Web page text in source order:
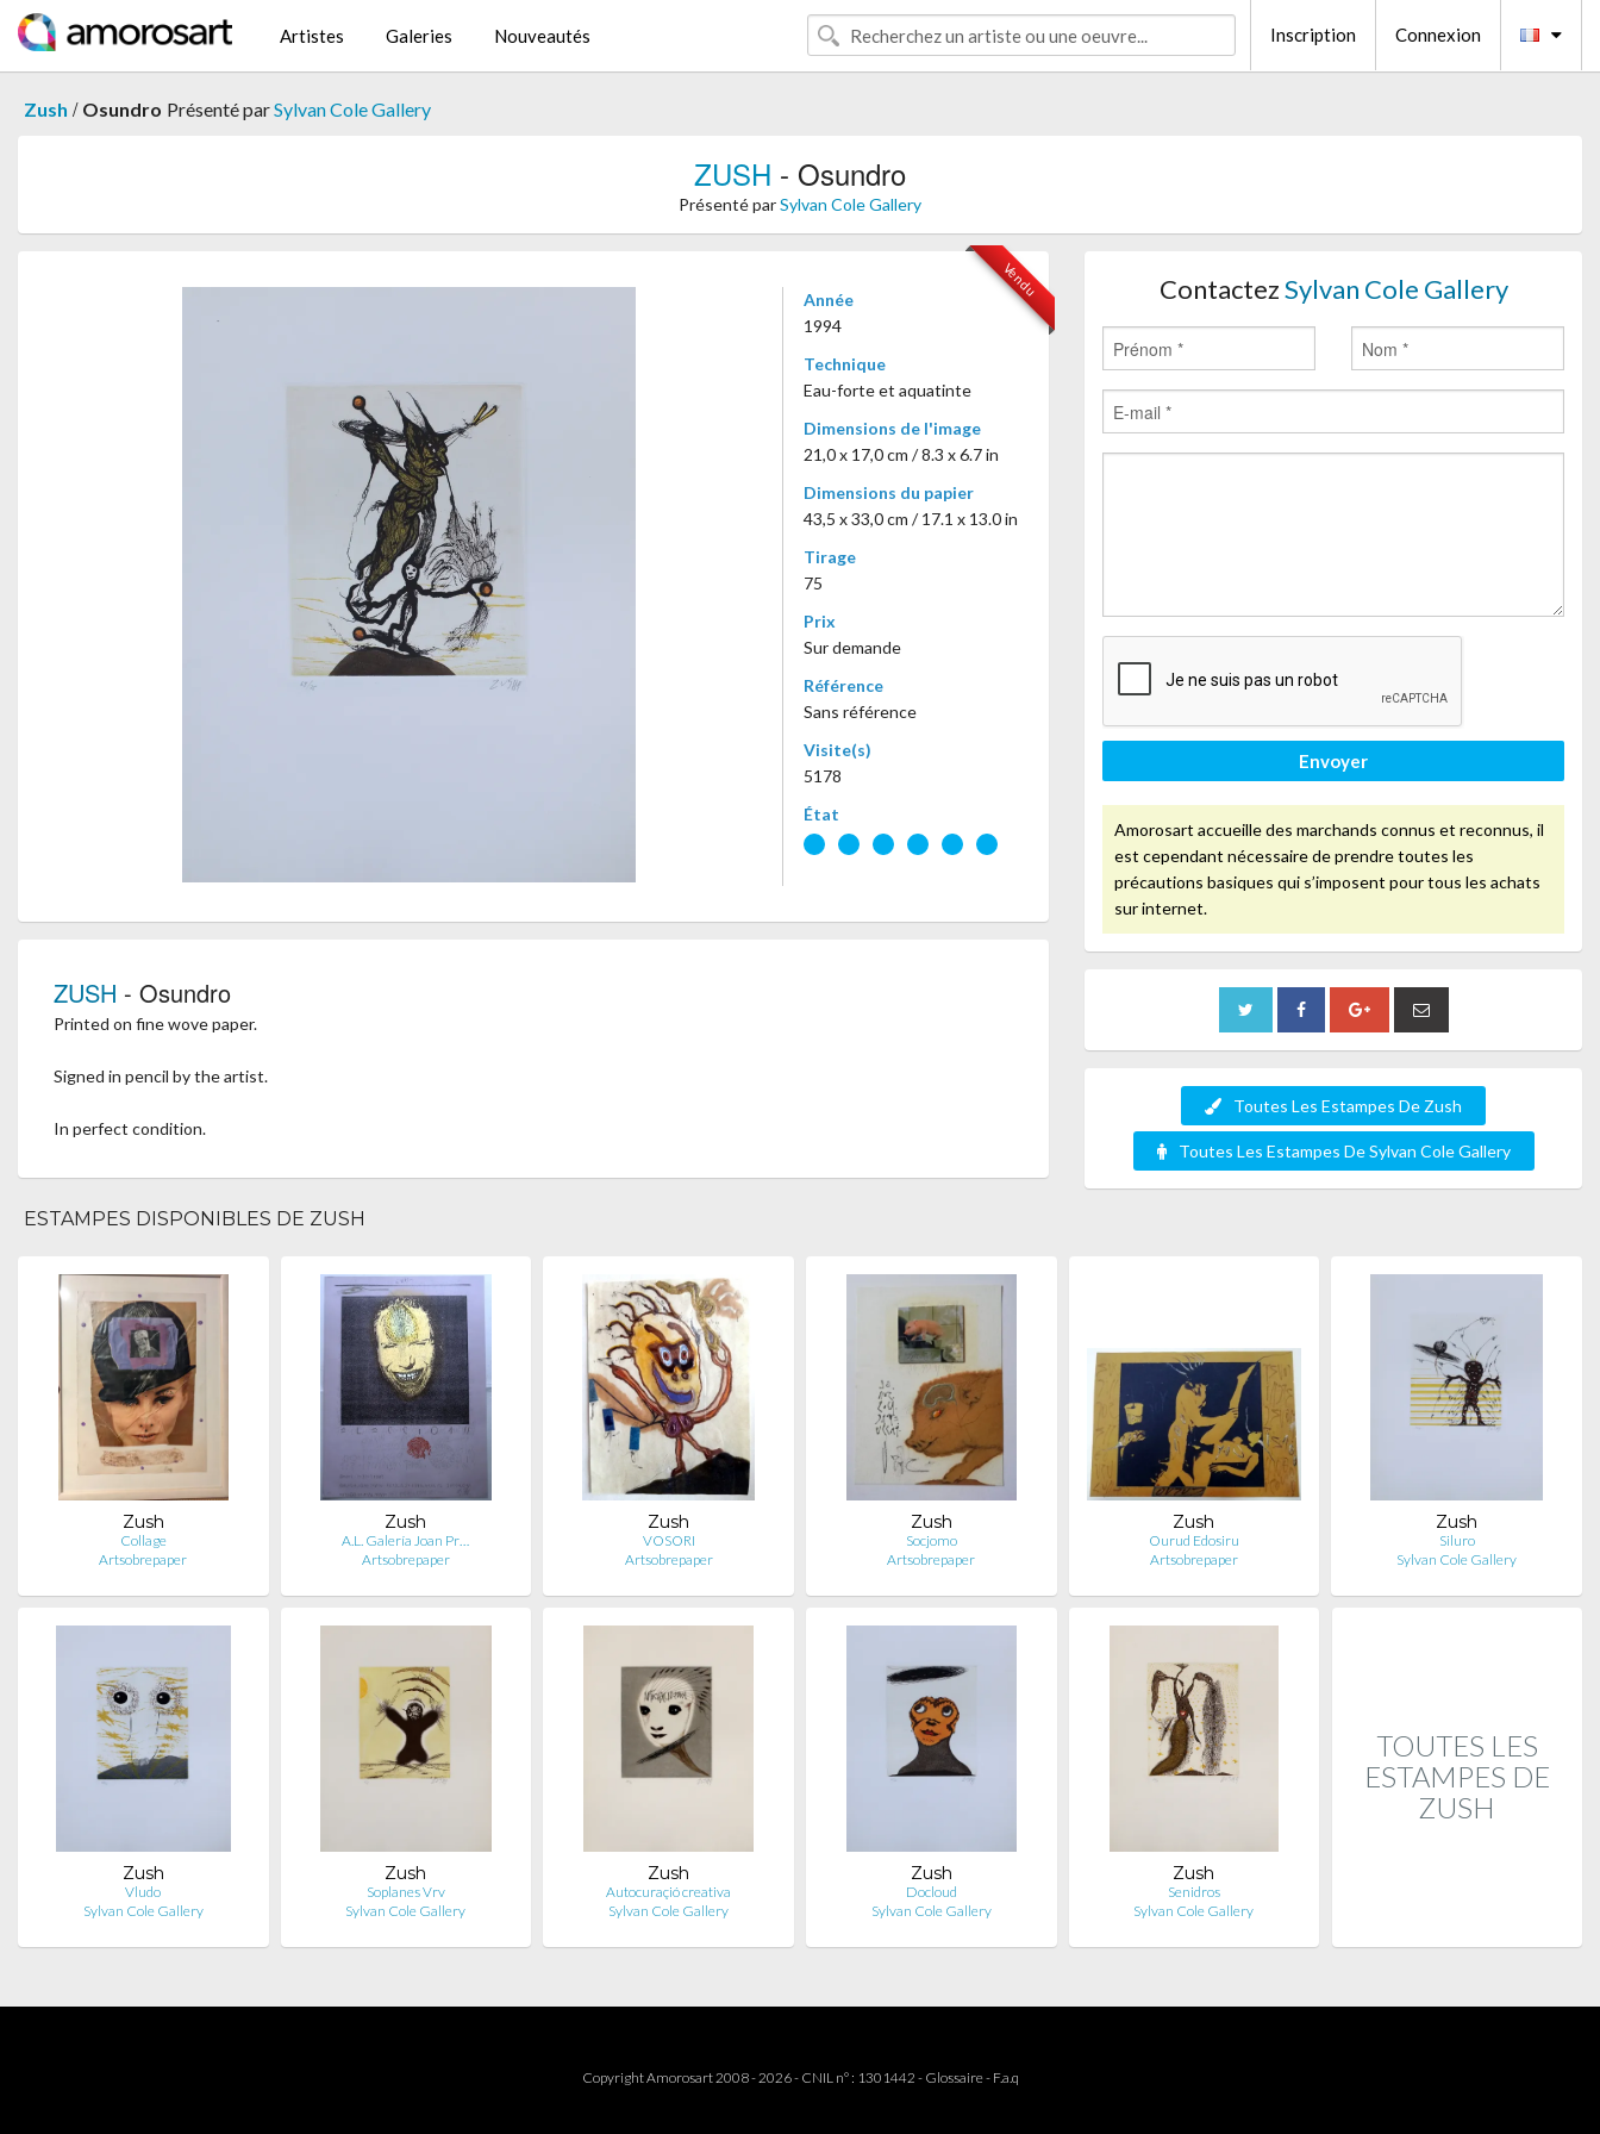
Artistes Galeries Nouveautés Inscription Connexion
Zush / Osundro Présenté parSylvan Cole Gallery
ZUSH - Osundro
Présenté parSylvan Cole Gallery
Vendu
Année
1994
Technique
Eau-forte et aquatinte
Dimensions de l'image
21,0 x 17,0 cm / 8.3 x 6.7 in
Dimensions du papier
43,5 x 33,0 cm / 17.1 x 13.0 in
Tirage
75
Prix
Sur demande
Référence
Sans référence
Visite(s)
5178
État
ZUSH - Osundro
Printed on fine wove paper.
Signed in pencil by the artist.
In perfect condition.
ContactezSylvan Cole Gallery
Envoyer
Amorosart accueille des marchands connus et reconnus, il
est cependant nécessaire de prendre toutes les
précautions basiques qui s’imposent pour tous les achats
sur internet.
Toutes Les Estampes De Zush
Toutes Les Estampes De Sylvan Cole Gallery
ESTAMPES DISPONIBLES DE ZUSH
Zush
Collage
Artsobrepaper
Zush
A.L. Galería Joan Pr…
Artsobrepaper
Zush
VOSORI
Artsobrepaper
Zush
Socjomo
Artsobrepaper
Zush
Ourud Edosiru
Artsobrepaper
Zush
Siluro
Sylvan Cole Gallery
Zush
Vludo
Sylvan Cole Gallery
Zush
Soplanes Vrv
Sylvan Cole Gallery
Zush
Autocuraçió creativa
Sylvan Cole Gallery
Zush
Docloud
Sylvan Cole Gallery
Zush
Senidros
Sylvan Cole Gallery
TOUTES LES
ESTAMPES DE
ZUSH
Copyright Amorosart 2008 - 2026 - CNIL n° : 1301442 - Glossaire- F.a.q